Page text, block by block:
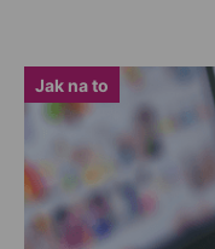
Jak na to